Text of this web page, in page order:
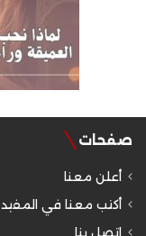
صفحات
أعلن معنا
أكتب معنا في المفيد
اتصل بنا